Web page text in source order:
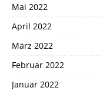
Mai 2022
April 2022
März 2022
Februar 2022
Januar 2022